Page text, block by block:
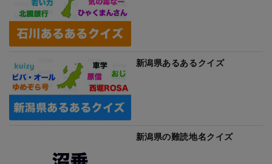
新潟県あるあるクイズ
新潟県の難読地名クイズ